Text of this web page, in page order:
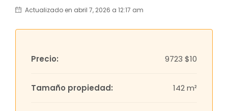
Actualizado en abril 7, 2026 a 12:17 am
Precio: 9723 $10
Tamaño propiedad: 142 m²